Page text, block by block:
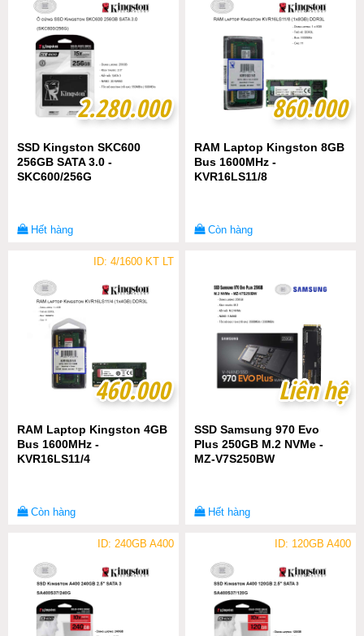
2.280.000
2.280.000
SSD Kingston SKC600
256GB SATA 3.0 -
SKC600/256G
Hết hàng
860.000
860.000
RAM Laptop Kingston 8GB
Bus 1600MHz -
KVR16LS11/8
Còn hàng
ID: 4/1600 KT LT
460.000
460.000
RAM Laptop Kingston 4GB
Bus 1600MHz -
KVR16LS11/4
Còn hàng
Liên hệ
Liên hệ
SSD Samsung 970 Evo
Plus 250GB M.2 NVMe -
MZ-V7S250BW
Hết hàng
ID: 240GB A400 ID: 120GB A400